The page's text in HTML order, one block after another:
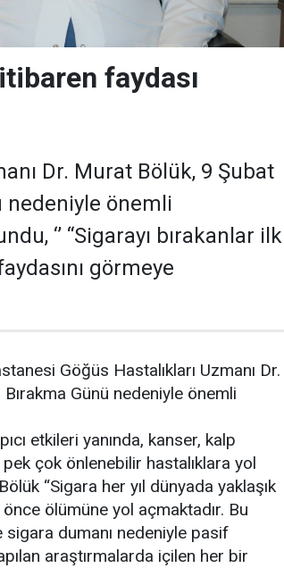
faydası
Dr. Murat Bölük, 9 Şubat
nedeniyle önemli
‘’ “Sigarayı bırakanlar ilk
görmeye
Göğüs Hastalıkları Uzmanı Dr.
Günü nedeniyle önemli
etkileri yanında, kanser, kalp
çok önlenebilir hastalıklara yol
“Sigara her yıl dünyada yaklaşık
ölümüne yol açmaktadır. Bu
dumanı nedeniyle pasif
araştırmalarda içilen her bir